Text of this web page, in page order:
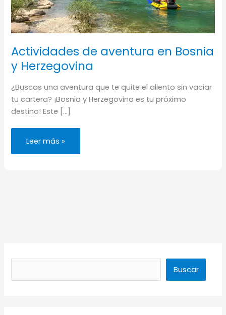
Actividades de aventura en Bosnia
y Herzegovina
¿Buscas una aventura que te quite el aliento sin vaciar
tu cartera? ¡Bosnia y Herzegovina es tu próximo
destino! Este […]
Actividades
aventura
Leer más »
Buscar